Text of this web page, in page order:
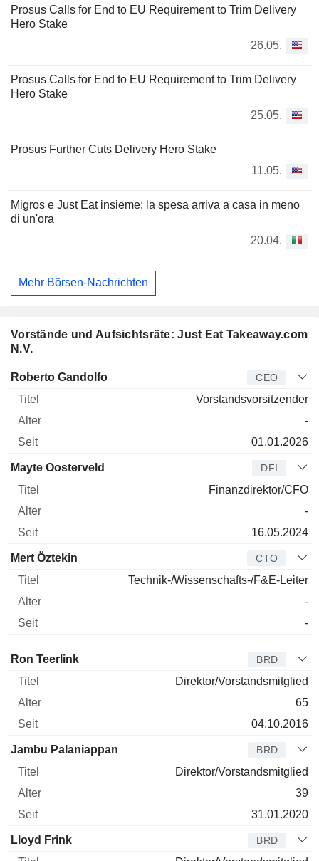
Prosus Calls for End to EU Requirement to Trim Delivery
Hero Stake
26.05.
Prosus Calls for End to EU Requirement to Trim Delivery
Hero Stake
25.05.
Prosus Further Cuts Delivery Hero Stake
11.05.
Migros e Just Eat insieme: la spesa arriva a casa in meno
di un'ora
20.04.
Mehr Börsen-Nachrichten
Vorstände und Aufsichtsräte: Just Eat Takeaway.com
N.V.
Manager Titel Alter
Roberto Gandolfo CEO
Vorstandsvorsitzender
-
01.01.2026
Mayte Oosterveld DFI
Finanzdirektor/CFO
-
16.05.2024
Mert Öztekin CTO
Technik-/Wissenschafts-/F&E-Leiter
-
-
Verwaltungsratsmitglied
Ron Teerlink BRD
Direktor/Vorstandsmitglied
65
04.10.2016
Jambu Palaniappan BRD
Direktor/Vorstandsmitglied
39
31.01.2020
Lloyd Frink BRD